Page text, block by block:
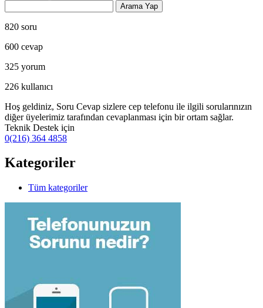
820 soru
600 cevap
325 yorum
226 kullanıcı
Hoş geldiniz, Soru Cevap sizlere cep telefonu ile ilgili sorularınızın
diğer üyelerimiz tarafından cevaplanması için bir ortam sağlar.
Teknik Destek için
0(216) 364 4858
Kategoriler
Tüm kategoriler